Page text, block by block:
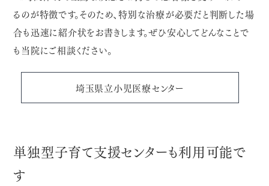
るのが特徴です。そのため、特別な治療が必要だと判断した場
合も迅速に紹介状をお書きします。ぜひ安心してどんなことで
も当院にご相談ください。
埼玉県立小児医療センター
単独型子育て支援センターも利用可能で
す